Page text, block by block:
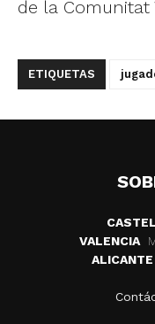
de la Comunitat
ETIQUETAS
VALENCIA
ALICANTE